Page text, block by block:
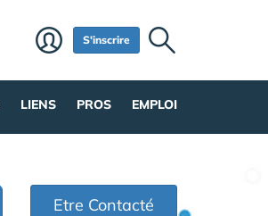
S'inscrire
LIENS PROS EMPLOI
Etre Contacté